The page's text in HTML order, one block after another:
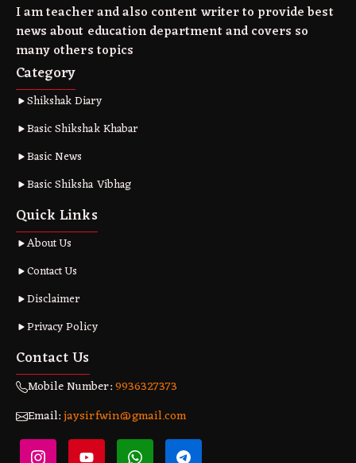
I am teacher and also content writer to provide best
news about education department and covers so
many others topics
Category
Shikshak Diary
Basic Shikshak Khabar
Basic News
Basic Shiksha Vibhag
Quick Links
About Us
Contact Us
Disclaimer
Privacy Policy
Contact Us
Mobile Number:9936327373
Email:jaysirfwin@gmail.com